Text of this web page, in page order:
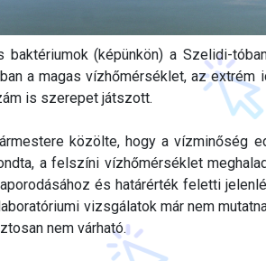
baktériumok (képünkön) a Szelidi-
a magas vízhőmérséklet, az extrém
is szerepet játszott.
közölte, hogy a vízminőség
a felszíni vízhőmérséklet
és határérték feletti
vizsgálatok már nem
nem várható.